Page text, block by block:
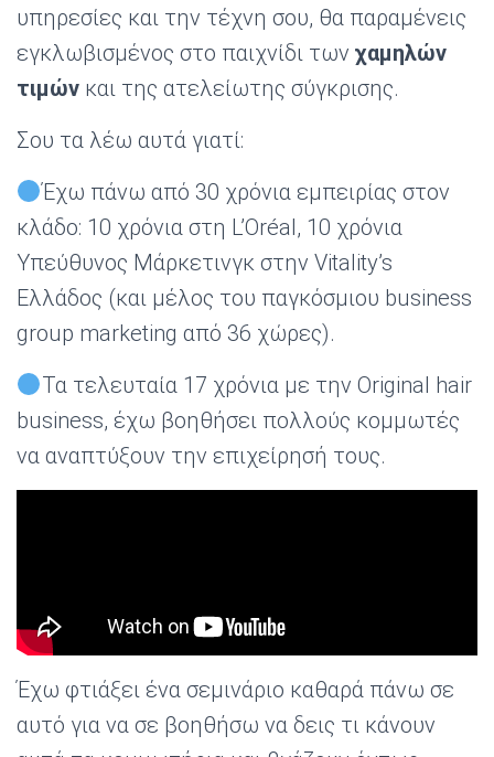
υπηρεσίες και την τέχνη σου, θα παραμένεις
εγκλωβισμένος στο παιχνίδι των χαμηλών
τιμών και της ατελείωτης σύγκρισης.
Σου τα λέω αυτά γιατί:
Έχω πάνω από 30 χρόνια εμπειρίας στον
κλάδο: 10 χρόνια στη L’Oréal, 10 χρόνια
Υπεύθυνος Μάρκετινγκ στην Vitality’s
Ελλάδος (και μέλος του παγκόσμιου business
group marketing από 36 χώρες).
Τα τελευταία 17 χρόνια με την Original hair
business, έχω βοηθήσει πολλούς κομμωτές
να αναπτύξουν την επιχείρησή τους.
Έχω φτιάξει ένα σεμινάριο καθαρά πάνω σε
αυτό για να σε βοηθήσω να δεις τι κάνουν